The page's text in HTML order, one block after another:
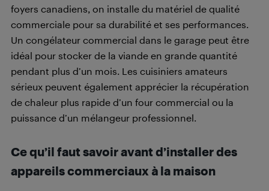
foyers canadiens, on installe du matériel de qualité
commerciale pour sa durabilité et ses performances.
Un congélateur commercial dans le garage peut être
idéal pour stocker de la viande en grande quantité
pendant plus d’un mois. Les cuisiniers amateurs
sérieux peuvent également apprécier la récupération
de chaleur plus rapide d’un four commercial ou la
puissance d’un mélangeur professionnel.
Ce qu’il faut savoir avant d’installer des
appareils commerciaux à la maison